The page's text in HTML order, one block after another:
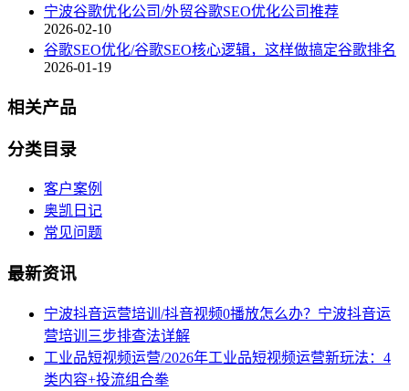
宁波谷歌优化公司/外贸谷歌SEO优化公司推荐
2026-02-10
谷歌SEO优化/谷歌SEO核心逻辑，这样做搞定谷歌排名
2026-01-19
相关产品
分类目录
客户案例
奥凯日记
常见问题
最新资讯
宁波抖音运营培训/抖音视频0播放怎么办？宁波抖音运
营培训三步排查法详解
工业品短视频运营/2026年工业品短视频运营新玩法：4
类内容+投流组合拳